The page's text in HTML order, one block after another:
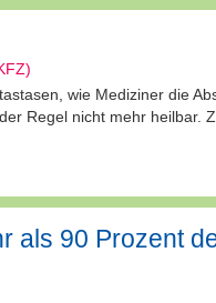
wie Mediziner die
Regel nicht mehr heilbar.
als 90 Prozent